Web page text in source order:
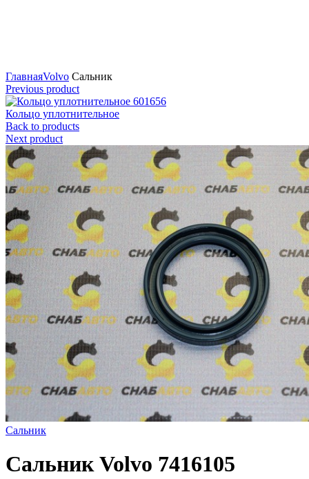
ГлавнаяVolvo Сальник
Previous product
Кольцо уплотнительное
Back to products
Next product
Сальник
Сальник Volvo 7416105